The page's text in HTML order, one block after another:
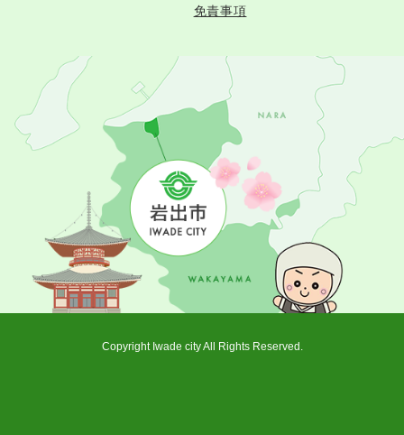
免責事項
Copyright Iwade city All Rights Reserved.